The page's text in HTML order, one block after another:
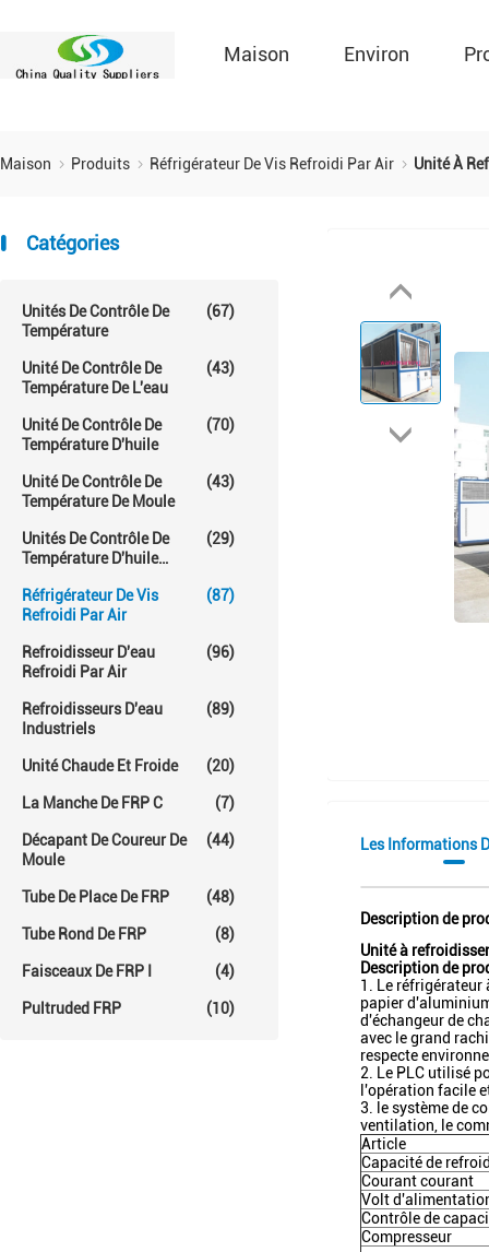
Maison Environ
Maison Produits Réfrigérateur De Vis Refroidi Par Air Unité À
Catégories
Unités De Contrôle De
Température
(67)
Unité De Contrôle De
Température De L'eau
(43)
Unité De Contrôle De
Température D'huile
(70)
Unité De Contrôle De
Température De Moule
(43)
Unités De Contrôle De
Température D'huile
(29)
Réfrigérateur De Vis
Refroidi Par Air
(87)
Refroidisseur D'eau
Refroidi Par Air
(96)
Refroidisseurs D'eau
Industriels
(89)
Unité Chaude Et Froide (20)
La Manche De FRP C (7)
Décapant De Coureur De
Moule
(44)
Tube De Place De FRP (48)
Tube Rond De FRP (8)
Faisceaux De FRP I (4)
Pultruded FRP (10)
Les Informations
Description de
Unité à
Description de
1. Le réfrigérateur
papier
d'échangeur de
avec le grand
respecte
2. Le PLC utilisé
l'opération facile
3. le système de
ventilation, le
Article
Capacité de
Courant courant
Volt
Contrôle de
Compresseur